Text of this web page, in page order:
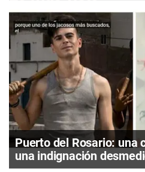
Puerto del Rosario: una
una indignación